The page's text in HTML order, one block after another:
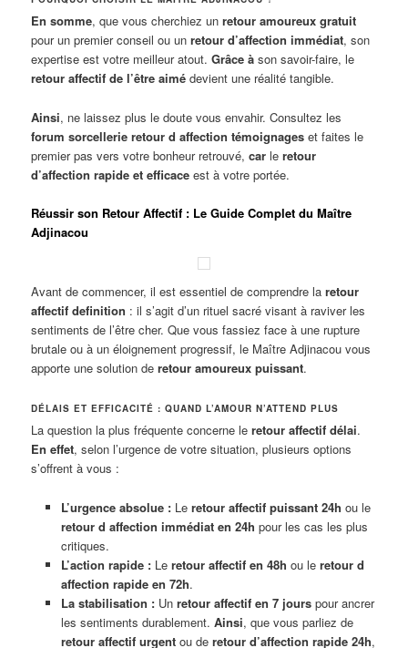
En somme, que vous cherchiez unretour amoureux gratuit
pour un premier conseil ou unretour d’affection immédiat, son
expertise est votre meilleur atout.Grâce à son savoir-faire, le
retour affectif de l’être aimé devient une réalité tangible.
Ainsi, ne laissez plus le doute vous envahir. Consultez les
forum sorcellerie retour d affection témoignages et faites le
premier pas vers votre bonheur retrouvé,car leretour
d’affection rapide et efficace est à votre portée.
Réussir son Retour Affectif : Le Guide Complet du Maître
Adjinacou
Avant de commencer, il est essentiel de comprendre laretour
affectif definition : il s’agit d’un rituel sacré visant à raviver les
sentiments de l’être cher. Que vous fassiez face à une rupture
brutale ou à un éloignement progressif, le Maître Adjinacou vous
apporte une solution deretour amoureux puissant.
DÉLAIS ET EFFICACITÉ : QUAND L’AMOUR N’ATTEND PLUS
La question la plus fréquente concerne leretour affectif délai.
En effet, selon l’urgence de votre situation, plusieurs options
s’offrent à vous :
L’urgence absolue :Le retour affectif puissant 24h ou le
retour d affection immédiat en 24h pour les cas les plus
critiques.
L’action rapide :Le retour affectif en 48h ou le retour d
affection rapide en 72h.
La stabilisation :Un retour affectif en 7 jourspour ancrer
les sentiments durablement. Ainsi, que vous parliez de
retour affectif urgentou de retour d’affection rapide 24h,